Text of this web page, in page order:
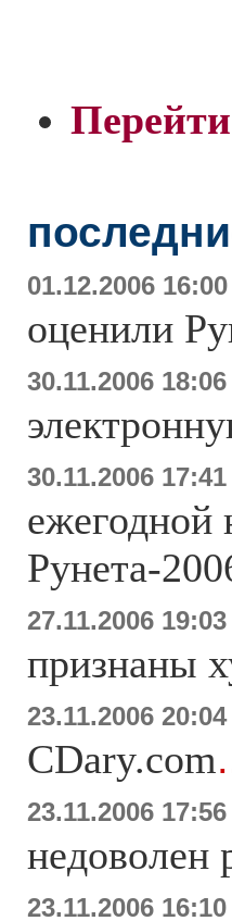
01.12.2006 16:00
оценили
30.11.2006 18:06
30.11.2006 17:41
Рунета-
27.11.2006 19:03
признаны
23.11.2006 20:04
CDary.com
23.11.2006 17:56
недоволен
23.11.2006 16:10